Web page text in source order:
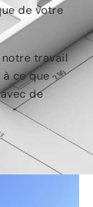
de votre
notre travail
à ce que
de